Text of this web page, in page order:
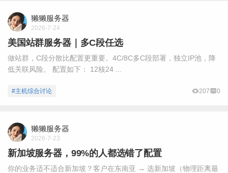
獭獭服务器
2026-7-24
美国站群服务器｜多C段任选
做站群，C段分散比配置更重要。4C/8C多C段部署，独立IP池，降
低关联风险。 配置如下： 12核24 ...
#主机综合讨论 207 0
獭獭服务器
2026-7-23
新加坡服务器，99%的人都选错了配置
你的业务适不适合新加坡？客户在东南亚 → 选新加坡（物理距离最